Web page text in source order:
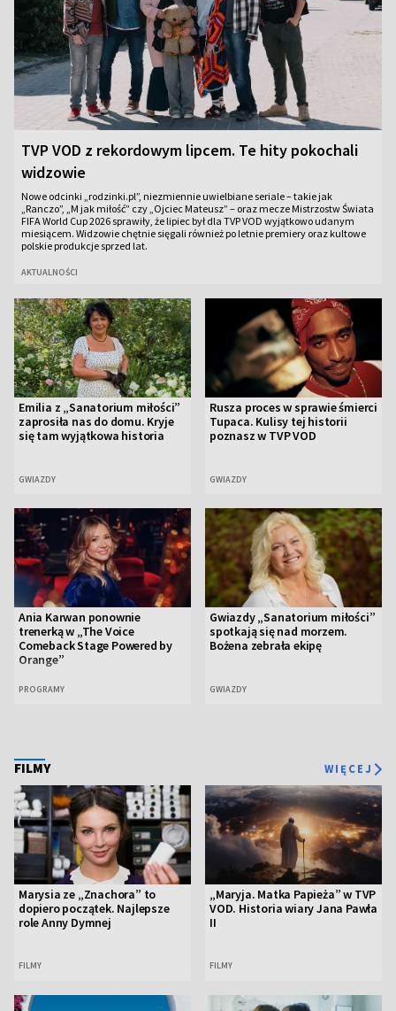
TVP VOD z rekordowym lipcem. Te hity pokochali
widzowie
Nowe odcinki „rodzinki.pl”, niezmiennie uwielbiane seriale – takie jak
„Ranczo”, „M jak miłość” czy „Ojciec Mateusz” – oraz mecze Mistrzostw Świata
FIFA World Cup 2026 sprawiły, że lipiec był dla TVP VOD wyjątkowo udanym
miesiącem. Widzowie chętnie sięgali również po letnie premiery oraz kultowe
polskie produkcje sprzed lat.
AKTUALNOŚCI
Emilia z „Sanatorium miłości”
zaprosiła nas do domu. Kryje
się tam wyjątkowa historia
GWIAZDY
Rusza proces w sprawie śmierci
Tupaca. Kulisy tej historii
poznasz w TVP VOD
GWIAZDY
Ania Karwan ponownie
trenerką w „The Voice
Comeback Stage Powered by
Orange”
PROGRAMY
Gwiazdy „Sanatorium miłości”
spotkają się nad morzem.
Bożena zebrała ekipę
GWIAZDY
FILMY WIĘCEJ
Marysia ze „Znachora” to
dopiero początek. Najlepsze
role Anny Dymnej
FILMY
„Maryja. Matka Papieża” w TVP
VOD. Historia wiary Jana Pawła
II
FILMY